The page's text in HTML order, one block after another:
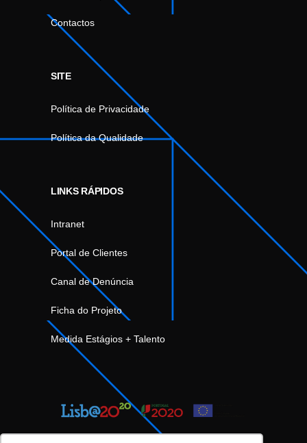
Contactos
SITE
Política de Privacidade
Política da Qualidade
LINKS RÁPIDOS
Intranet
Portal de Clientes
Canal de Denúncia
Ficha do Projeto
Medida Estágios + Talento